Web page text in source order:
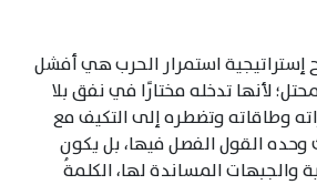
استمرار الحرب هي أفشل
لأنها تدخله مختارًا في نفق بلا
وطاقاته وتضطره إلى التكيف مع
وحده القول الفصل فيها، بل يكون
والجبهات المساندة لها، الكلمةُ